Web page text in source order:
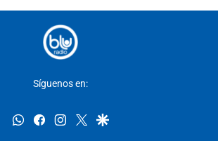
Síguenos en:
whatsappfacebookinstagram
twittergoogle